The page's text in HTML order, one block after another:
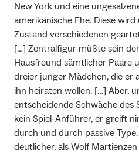
New York und eine
amerikanische Ehe. Diese
Zustand verschiedenen
[…] Zentralfigur müßte sein
Hausfreund sämtlicher Paare
dreier junger Mädchen, die er
ihn heiraten wollen. […] Aber,
entscheidende Schwäche des
kein Spiel-Anführer, er greift
durch und durch passive
deutlicher, als Wolf